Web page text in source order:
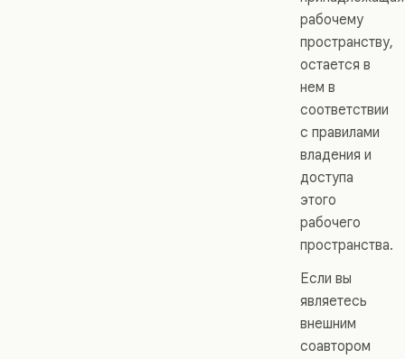
рабочему
пространству,
остается в
нем в
соответствии
с правилами
владения и
доступа
этого
рабочего
пространства.
Если вы
являетесь
внешним
соавтором